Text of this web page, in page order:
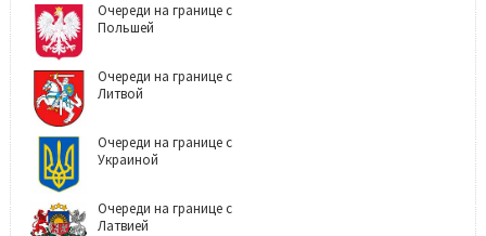
Очереди на границе с
Польшей
Очереди на границе с
Литвой
Очереди на границе с
Украиной
Очереди на границе с
Латвией